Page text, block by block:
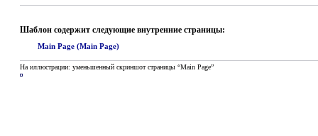
Шаблон содержит следующие внутренние страницы:
Main Page (Main Page)
На иллюстрации: уменьшенный скриншот страницы “Main Page”